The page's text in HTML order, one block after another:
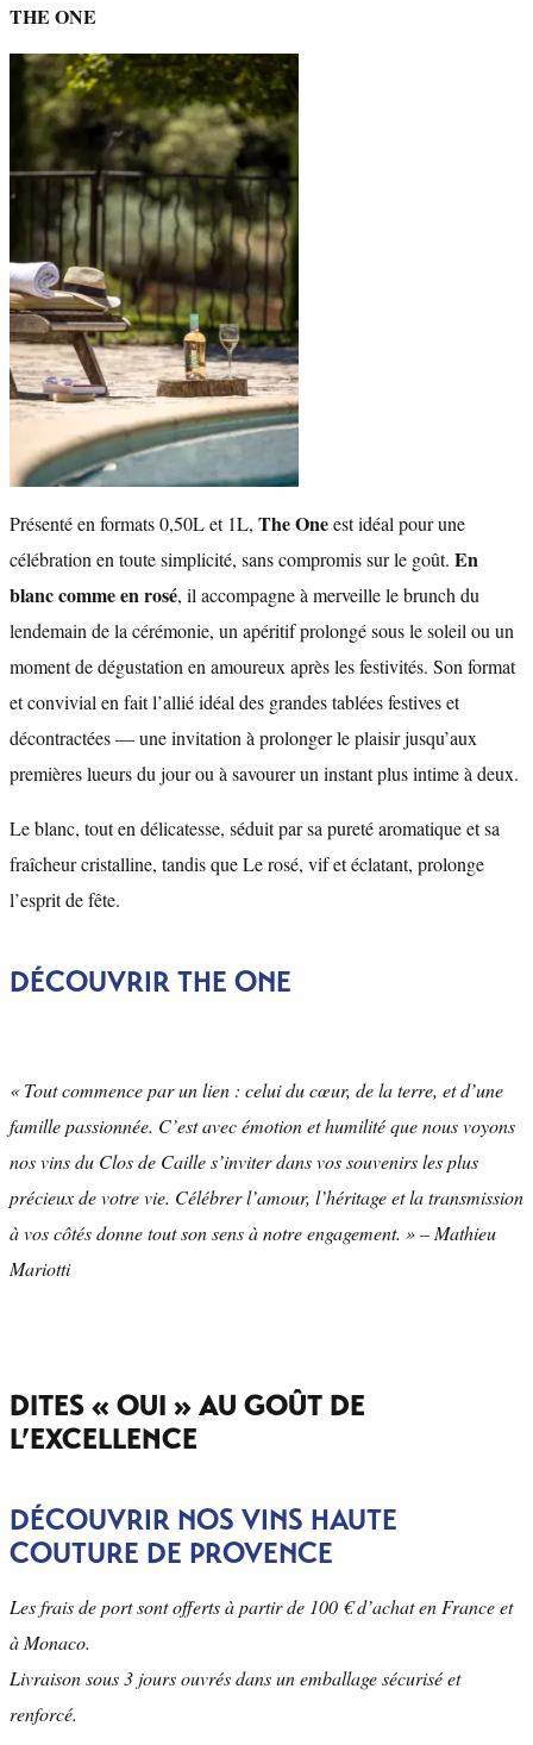
THE ONE
Présenté en formats 0,50L et 1L, The Oneest idéal pour une
célébration en toute simplicité, sans compromis sur le goût. En
blanc comme en rosé, il accompagne à merveille le brunch du
lendemain de la cérémonie, un apéritif prolongé sous le soleil ou un
moment de dégustation en amoureux après les festivités. Son format
et convivial en fait l’allié idéal des grandes tablées festives et
décontractées — une invitation à prolonger le plaisir jusqu’aux
premières lueurs du jour ou à savourer un instant plus intime à deux.
Le blanc, tout en délicatesse, séduit par sa pureté aromatique et sa
fraîcheur cristalline, tandis que Le rosé, vif et éclatant, prolonge
l’esprit de fête.
DÉCOUVRIR THE ONE
« Tout commence par un lien : celui du cœur, de la terre, et d’une
famille passionnée. C’est avec émotion et humilité que nous voyons
nos vins du Clos de Caille s’inviter dans vos souvenirs les plus
précieux de votre vie. Célébrer l’amour, l’héritage et la transmission
à vos côtés donne tout son sens à notre engagement. » – Mathieu
Mariotti
DITES « OUI » AU GOÛT DE
L’EXCELLENCE
DÉCOUVRIR NOS VINS HAUTE
COUTURE DE PROVENCE
Les frais de port sont offerts à partir de 100 € d’achat en France et
à Monaco.
Livraison sous 3 jours ouvrés dans un emballage sécurisé et
renforcé.